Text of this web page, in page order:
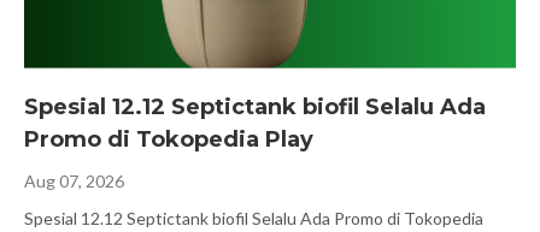
Spesial 12.12 Septictank biofil Selalu Ada
Promo di Tokopedia Play
Aug 07, 2026
Spesial 12.12 Septictank biofil Selalu Ada Promo di Tokopedia